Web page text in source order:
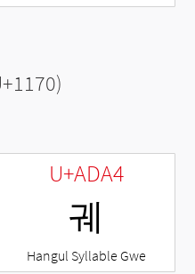
U+ADA4
궤
Hangul Syllable Gwe